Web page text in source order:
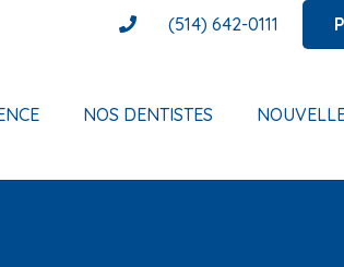
(514) 642-0111
NOS DENTISTES